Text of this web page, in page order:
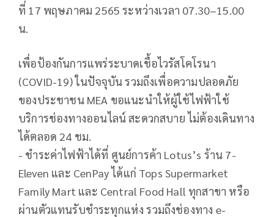
ที่ 17 พฤษภาคม 2565 ระหว่างเวลา 07.30–15.00
น.
เพื่อป้องกันการแพร่ระบาดเชื้อไวรัสโคโรนา
(COVID-19) ในปัจจุบัน รวมถึงเพื่อความปลอดภัย
ของประชาชน MEA ขอแนะนำให้ผู้ใช้ไฟฟ้าใช้
บริการช่องทางออนไลน์ สะดวกสบาย ไม่ต้องเดินทาง
ได้ตลอด 24 ชม.
- ชำระค่าไฟฟ้าได้ที่ ศูนย์การค้า Lotus’s ร้าน 7-
Eleven และ CenPay ได้แก่ Tops Supermarket
Family Mart และ Central Food Hall ทุกสาขา หรือ
ผ่านตัวแทนรับชำระทุกแห่ง รวมถึงช่องทาง e-